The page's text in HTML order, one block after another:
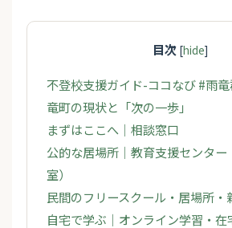
目次 [hide]
不登校支援ガイド-ココなび #雨
竜町の現状と「次の一歩」
まずはここへ｜相談窓口
公的な居場所｜教育支援センター
室）
民間のフリースクール・居場所・
自宅で学ぶ｜オンライン学習・在